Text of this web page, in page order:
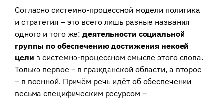
Согласно системно-процессной модели политика
и стратегия – это всего лишь разные названия
одного и того же: деятельности социальной
группы по обеспечению достижения некоей
цели в системно-процессном смысле этого слова.
Только первое – в гражданской области, а второе
– в военной. Причём речь идёт об обеспечении
весьма специфическим ресурсом –